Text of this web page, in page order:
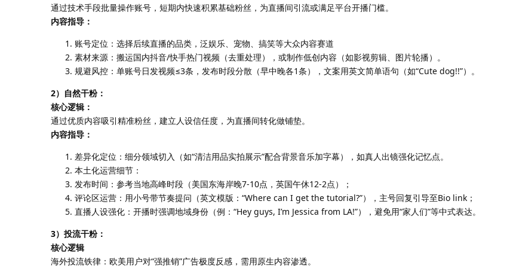
通过技术手段批量操作账号，短期内快速积累基础粉丝，为直播间引流或满足平台开播门槛。
内容指导：
账号定位：选择后续直播的品类，泛娱乐、宠物、搞笑等大众内容赛道
素材来源：搬运国内抖音/快手热门视频（去重处理），或制作低创内容（如影视剪辑、图片轮播）。
规避风控：单账号日发视频≤3条，发布时段分散（早中晚各1条），文案用英文简单语句（如“Cute dog!!”）。
2）自然干粉：
核心逻辑：
通过优质内容吸引精准粉丝，建立人设信任度，为直播间转化做铺垫。
内容指导：
差异化定位：细分领域切入（如“清洁用品实拍展示”配合背景音乐加字幕），如真人出镜强化记忆点。
本土化运营细节：
发布时间：参考当地高峰时段（美国东海岸晚7-10点，英国午休12-2点）；
评论区运营：用小号带节奏提问（英文模版：“Where can I get the tutorial?”），主号回复引导至Bio link；
直播人设强化：开播时强调地域身份（例：“Hey guys, I’m Jessica from LA!”），避免用“家人们”等中式表达。
3）投流干粉：
核心逻辑
海外投流铁律：欧美用户对“强推销”广告极度反感，需用原生内容渗透。